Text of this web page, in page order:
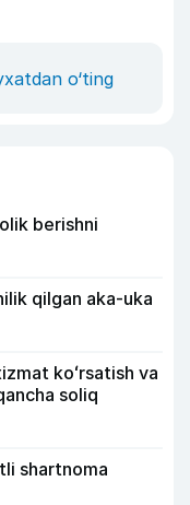
o‘ting
berishni
qilgan aka-uka
koʻrsatish va
soliq
shartnoma